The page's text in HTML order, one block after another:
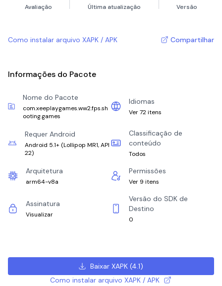
Avaliação Última atualização Versão
Como instalar arquivo XAPK / APK Compartilhar
Informações do Pacote
Nome do Pacote
com.xeeplaygames.ww2.fps.sh
ooting.games
Idiomas
Ver 72 itens
Requer Android
Android 5.1+ (Lollipop MR1, API
22)
Classificação de
conteúdo
Todos
Arquitetura
arm64-v8a
Permissões
Ver 9 itens
Assinatura
Visualizar
Versão do SDK de
Destino
0
Baixar XAPK (4.1)
Como instalar arquivo XAPK / APK